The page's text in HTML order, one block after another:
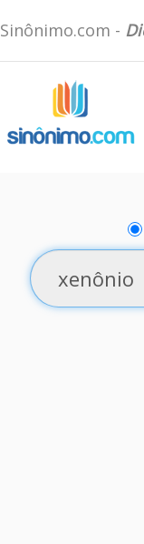
Sinônimo.com -